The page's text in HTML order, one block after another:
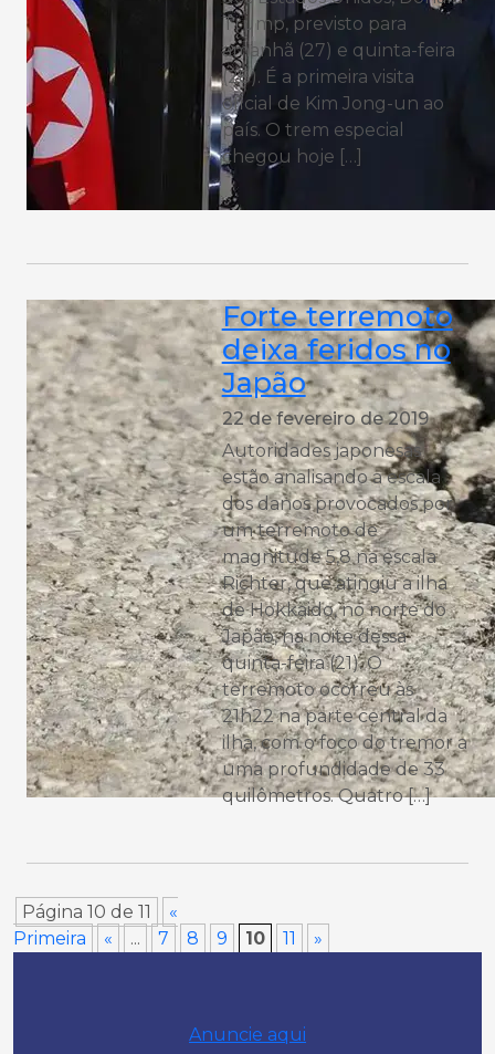
Trump, previsto para
amanhã (27) e quinta-feira
(28). É a primeira visita
oficial de Kim Jong-un ao
país. O trem especial
chegou hoje […]
Forte terremoto
deixa feridos no
Japão
22 de fevereiro de 2019
Autoridades japonesas
estão analisando a escala
dos danos provocados por
um terremoto de
magnitude 5,8 na escala
Richter, que atingiu a ilha
de Hokkaido, no norte do
Japão, na noite dessa
quinta-feira (21). O
terremoto ocorreu às
21h22 na parte central da
ilha, com o foco do tremor a
uma profundidade de 33
quilômetros. Quatro […]
Página 10 de 11
«
Primeira
« ... 7 8 9 10 11 »
Anuncie aqui